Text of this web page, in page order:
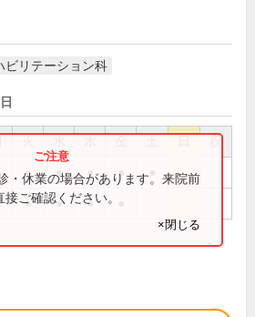
ビリテーション科
祝
● ● ● ●
● ● ●
・休業の場合があります。来院前
ご確認ください。
×閉じる